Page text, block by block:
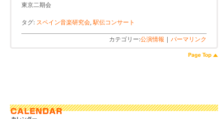
東京二期会
タグ: スペイン音楽研究会,駅伝コンサート
カテゴリー:公演情報 | パーマリンク